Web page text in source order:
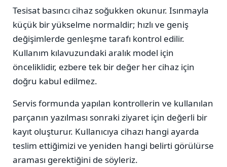
Tesisat basıncı cihaz soğukken okunur. Isınmayla
küçük bir yükselme normaldir; hızlı ve geniş
değişimlerde genleşme tarafı kontrol edilir.
Kullanım kılavuzundaki aralık model için
önceliklidir, ezbere tek bir değer her cihaz için
doğru kabul edilmez.
Servis formunda yapılan kontrollerin ve kullanılan
parçanın yazılması sonraki ziyaret için değerli bir
kayıt oluşturur. Kullanıcıya cihazı hangi ayarda
teslim ettiğimizi ve yeniden hangi belirti görülürse
araması gerektiğini de söyleriz.